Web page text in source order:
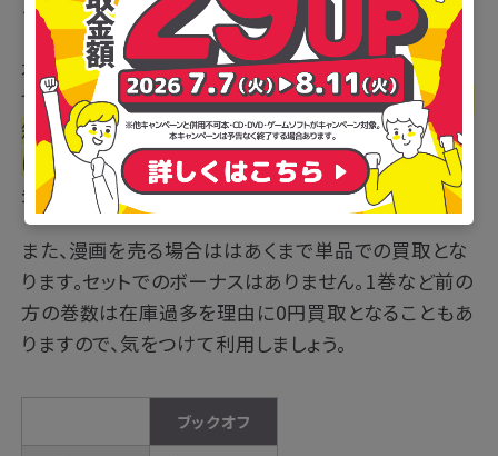
クオフオンライン」です。
本の買取の際に必要となるダンボールは、1枚200円
で販売されています。段ボールは有料ですが、1度に19
箱までの集荷が可能なので、大量に商品を売りたい方
にはおすすめです。持ち込み発送も可能で、持ち込み
先も増えて大変便利になりました。
また、漫画を売る場合ははあくまで単品での買取とな
ります。セットでのボーナスはありません。1巻など前の
方の巻数は在庫過多を理由に0円買取となることもあ
りますので、気をつけて利用しましょう。
ブックオフ